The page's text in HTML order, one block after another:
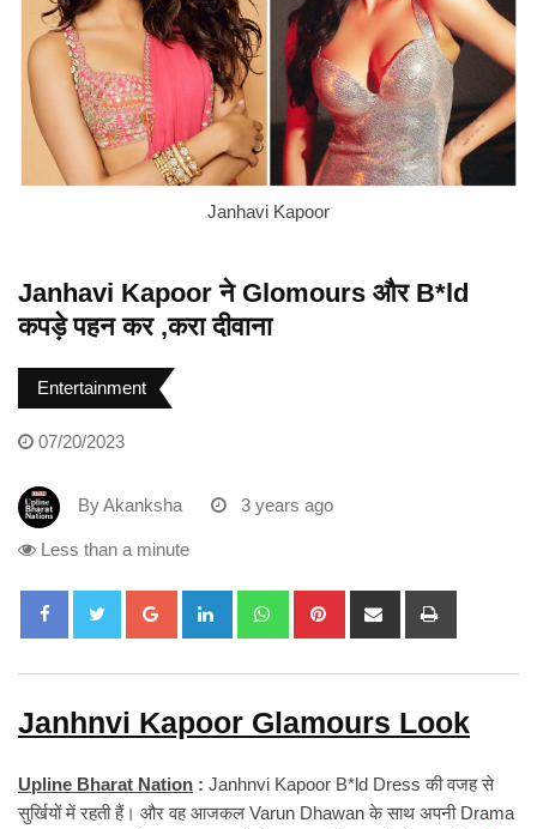
Janhavi Kapoor
Janhavi Kapoor ने Glomours और B*ld
कपड़े पहन कर ,करा दीवाना
Entertainment
07/20/2023
ByAkanksha 3 years ago
Less than a minute
Google+ LinkedIn WhatsappPinterest Share
Janhnvi Kapoor Glamours Look
Upline Bharat Nation : Janhnvi Kapoor B*ld Dress की वजह से
सुर्खियों में रहती हैं। और वह आजकल Varun Dhawan के साथ अपनी Drama